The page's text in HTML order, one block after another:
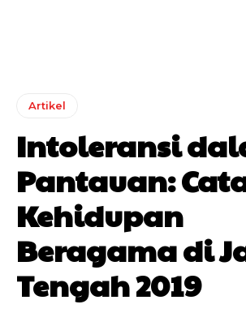
Artikel
Intoleransi
Pantauan:
Kehidupan
Beragama di
Tengah 2019